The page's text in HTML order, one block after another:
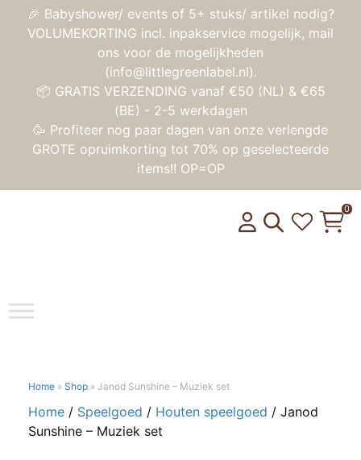
🎉 Babyshower/ events of 5+ stuks/ artikel nodig?
VOLUMEKORTING incl. inpakservice mogelijk, mail
ons voor de mogelijkheden
(info@littlegreenlabel.nl).
📦 GRATIS VERZENDING vanaf €50 (NL) & €65
(BE) - 2-5 werkdagen
🥳 Profiteer nog paar dagen van onze verlengde
GROTE opruimkorting tot 70% op geselecteerde
items!! OP=OP
Toggle
0
Home » Shop » Janod Sunshine – Muziek set
Home / Speelgoed / Houten speelgoed / Janod
Sunshine – Muziek set